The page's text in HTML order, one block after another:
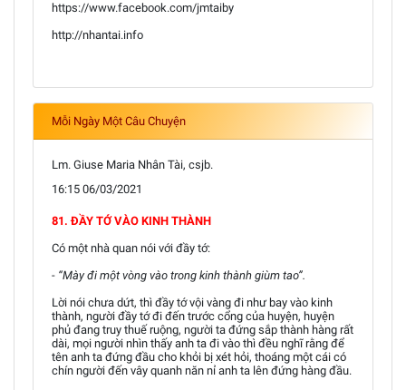
https://www.facebook.com/jmtaiby
http://nhantai.info
Mỗi Ngày Một Câu Chuyện
Lm. Giuse Maria Nhân Tài, csjb.
16:15 06/03/2021
81. ĐẦY TỚ VÀO KINH THÀNH
Có một nhà quan nói với đầy tớ:
- “Mày đi một vòng vào trong kinh thành giùm tao”.
Lời nói chưa dứt, thì đầy tớ vội vàng đi như bay vào kinh
thành, người đầy tớ đi đến trước cổng của huyện, huyện
phủ đang truy thuế ruộng, người ta đứng sắp thành hàng rất
dài, mọi người nhìn thấy anh ta đi vào thì đều nghĩ rằng để
tên anh ta đứng đầu cho khỏi bị xét hỏi, thoáng một cái có
chín người đến vây quanh năn nỉ anh ta lên đứng hàng đầu.